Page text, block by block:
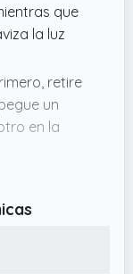
que
la luz
retire
un
en la
cuerpo de
luces
para